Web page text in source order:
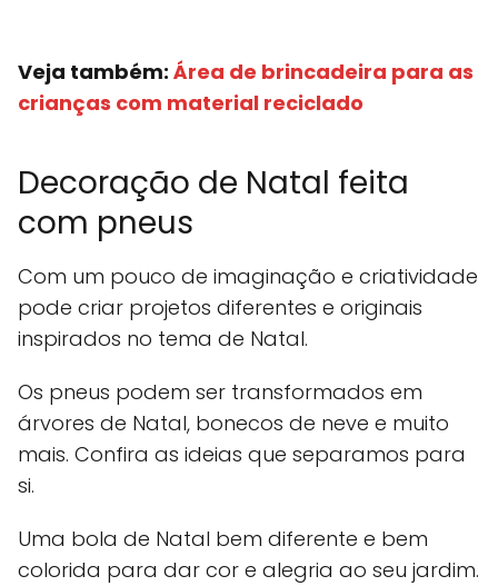
Veja também: Área de brincadeira para as
crianças com material reciclado
Decoração de Natal feita
com pneus
Com um pouco de imaginação e criatividade
pode criar projetos diferentes e originais
inspirados no tema de Natal.
Os pneus podem ser transformados em
árvores de Natal, bonecos de neve e muito
mais. Confira as ideias que separamos para
si.
Uma bola de Natal bem diferente e bem
colorida para dar cor e alegria ao seu jardim.